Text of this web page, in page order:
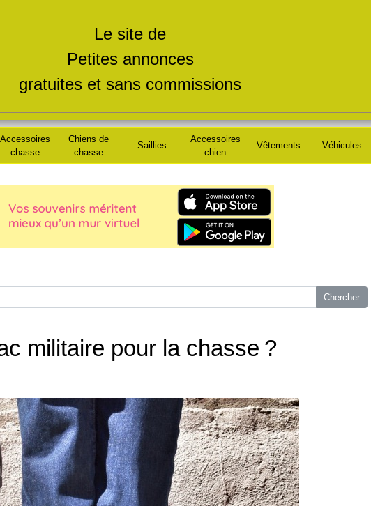
Le site de
Petites annonces
gratuites et sans commissions
Accessoires
chasse
Chiens de
chasse
Saillies
Accessoires
chien
Vêtements Véhicules
militaire pour la chasse ?